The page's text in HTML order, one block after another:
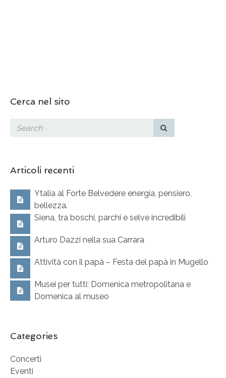
Cerca nel sito
Articoli recenti
Ytalia al Forte Belvedere energia, pensiero,
bellezza.
Siena, tra boschi, parchi e selve incredibili
Arturo Dazzi nella sua Carrara
Attività con il papà – Festa del papà in Mugello
Musei per tutti: Domenica metropolitana e
Domenica al museo
Categories
Concerti
Eventi